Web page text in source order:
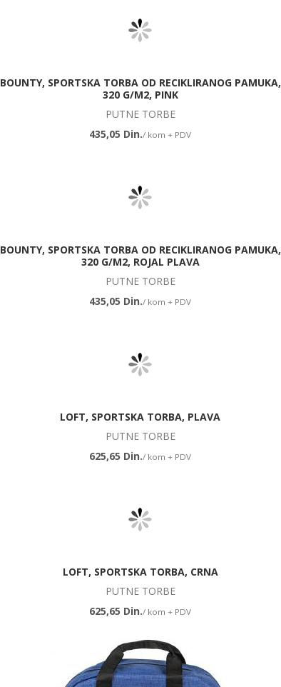
BOUNTY, SPORTSKA TORBA OD RECIKLIRANOG PAMUKA,
320 G/M2, PINK
PUTNE TORBE
435,05 Din./ kom + PDV
BOUNTY, SPORTSKA TORBA OD RECIKLIRANOG PAMUKA,
320 G/M2, ROJAL PLAVA
PUTNE TORBE
435,05 Din./ kom + PDV
LOFT, SPORTSKA TORBA, PLAVA
PUTNE TORBE
625,65 Din./ kom + PDV
LOFT, SPORTSKA TORBA, CRNA
PUTNE TORBE
625,65 Din./ kom + PDV